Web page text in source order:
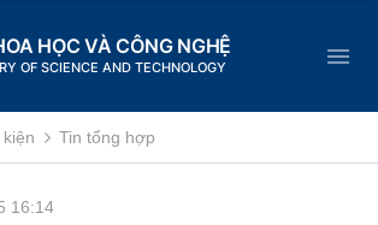
HỌC VÀ CÔNG NGHỆ
OF SCIENCE AND TECHNOLOGY
Tin tổng hợp
16:14